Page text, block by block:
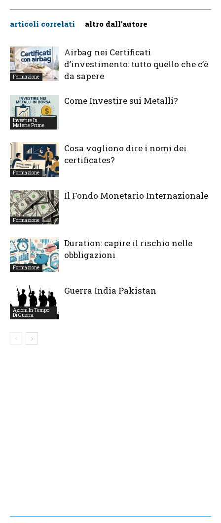
articoli correlati altro dall'autore
Formazione
Airbag nei Certificati
d’investimento: tutto quello che c’è
da sapere
Investire In
Materie Prime
Come Investire sui Metalli?
Formazione
Cosa vogliono dire i nomi dei
certificates?
Formazione
Il Fondo Monetario Internazionale
Formazione
Duration: capire il rischio nelle
obbligazioni
Azioni In Tempo
Di Guerra
Guerra India Pakistan